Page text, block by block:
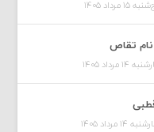
مرداد ۱۴۰۵
نام تقاص
۱۴۰۵
مرداد ۱۴۰۵